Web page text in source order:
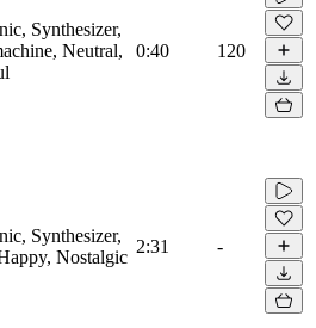
Synthesizer,
Neutral,
0:40 120
Synthesizer,
Nostalgic
2:31 -